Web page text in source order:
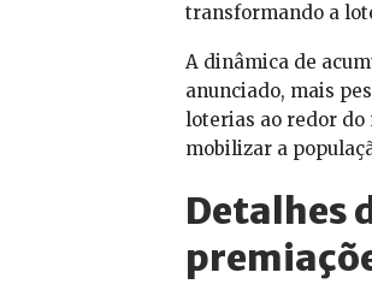
transformando a
A dinâmica de
anunciado, mais
loterias ao redor do
mobilizar a
Detalhes